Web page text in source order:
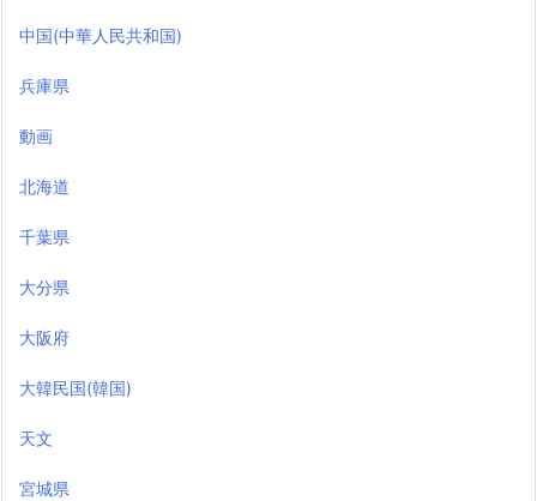
中国(中華人民共和国)
兵庫県
動画
北海道
千葉県
大分県
大阪府
大韓民国(韓国)
天文
宮城県